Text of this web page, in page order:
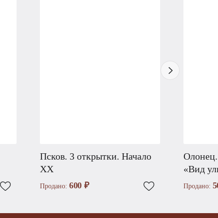
Псков. 3 открытки. Начало
XX
Продано:600 ₽
«Вид
Продано: